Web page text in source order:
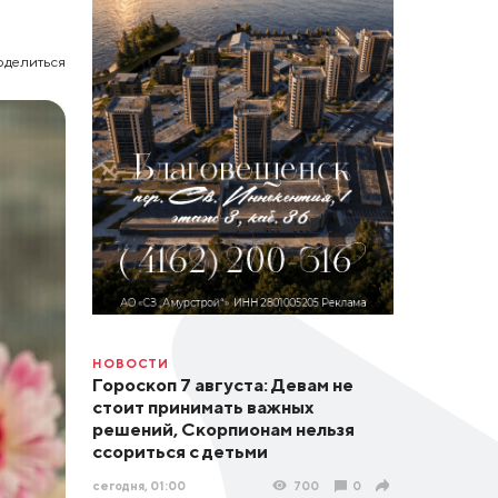
НОВОСТИ
Гороскоп 7 августа: Девам не
стоит принимать важных
решений, Скорпионам нельзя
ссориться с детьми
сегодня, 01:00 700 0